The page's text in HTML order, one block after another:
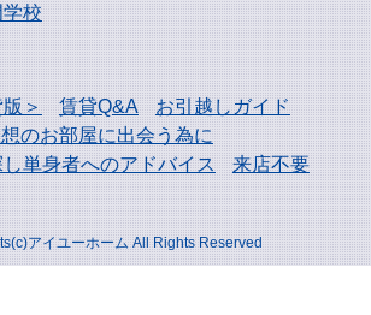
学校
＞
賃貸Q&A
お引越しガイド
のお部屋に出会う為に
し単身者へのアドバイス
来店不要
アイユーホーム All Rights Reserved